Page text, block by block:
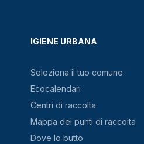
IGIENE URBANA
Seleziona il tuo comune
Ecocalendari
Centri di raccolta
Mappa dei punti di raccolta
Dove lo butto